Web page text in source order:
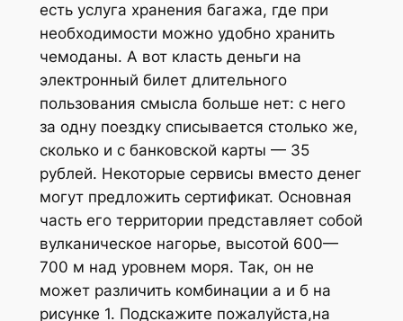
есть услуга хранения багажа, где при
необходимости можно удобно хранить
чемоданы. А вот класть деньги на
электронный билет длительного
пользования смысла больше нет: с него
за одну поездку списывается столько же,
сколько и с банковской карты — 35
рублей. Некоторые сервисы вместо денег
могут предложить сертификат. Основная
часть его территории представляет собой
вулканическое нагорье, высотой 600—
700 м над уровнем моря. Так, он не
может различить комбинации а и б на
рисунке 1. Подскажите пожалуйста,на